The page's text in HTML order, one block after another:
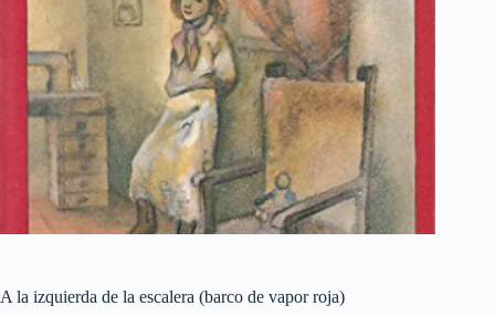
A la izquierda de la escalera (barco de vapor roja)